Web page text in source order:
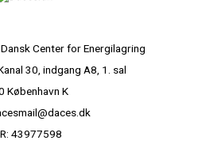
Center for Energilagring
30, indgang A8, 1. sal
København K
43977598